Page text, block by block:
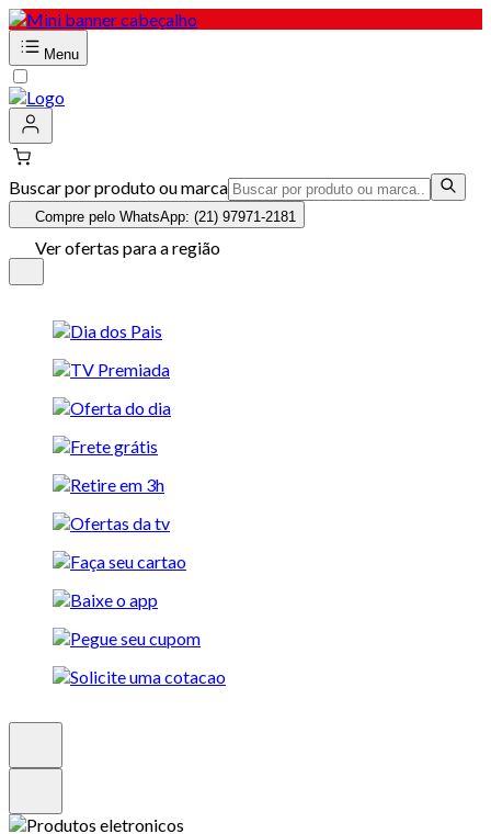
Menu
Buscar por produto ou marca
Compre pelo WhatsApp: (21) 97971-2181
Ver ofertas para a região